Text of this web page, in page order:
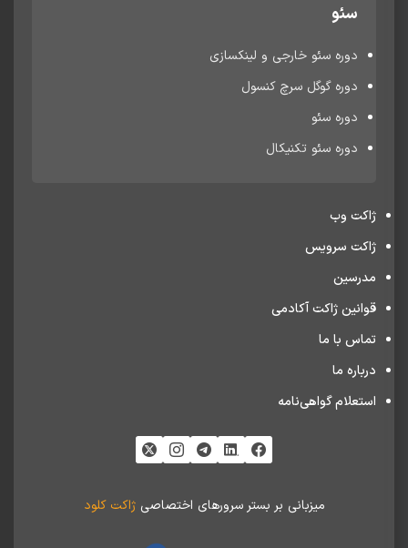
سئو
دوره سئو خارجی و لینکسازی
دوره گوگل سرچ کنسول
دوره سئو
دوره سئو تکنیکال
ژاکت وب
ژاکت سرویس
مدرسین
قوانین ژاکت آکادمی
تماس با ما
درباره ما
استعلام گواهی‌نامه
میزبانی بر بستر سرورهای اختصاصیژاکت کلود